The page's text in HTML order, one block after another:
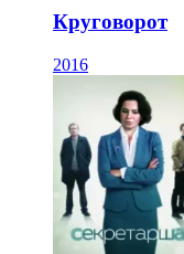
Круговорот
2016